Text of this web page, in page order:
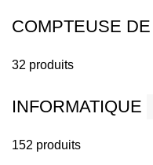
COMPTEUSE
32 produits
INFORMATIQUE
152 produits